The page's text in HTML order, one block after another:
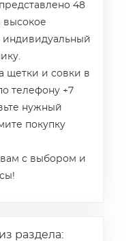
48
высокое
индивидуальный
щетки и совки в
телефону +7
нужный
покупку
с выбором и
раздела: